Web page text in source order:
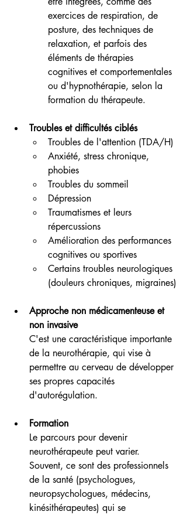
exercices de respiration, de
posture, des techniques de
relaxation, et parfois des
éléments de thérapies
cognitives et comportementales
ou d'hypnothérapie, selon la
formation du thérapeute.
Troubles et difficultés ciblés
Troubles de l'attention (TDA/H)
Anxiété, stress chronique,
phobies
Troubles du sommeil
Dépression
Traumatismes et leurs
répercussions
Amélioration des performances
cognitives ou sportives
Certains troubles neurologiques
(douleurs chroniques, migraines)
Approche non médicamenteuse et
non invasive
C'est une caractéristique importante
de la neurothérapie, qui vise à
permettre au cerveau de développer
ses propres capacités
d'autorégulation.
Formation
Le parcours pour devenir
neurothérapeute peut varier.
Souvent, ce sont des professionnels
de la santé (psychologues,
neuropsychologues, médecins,
kinésithérapeutes) qui se